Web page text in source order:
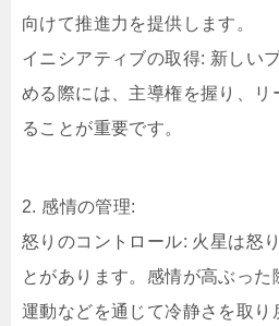
向けて推進力を提供します。
イニシアティブの取得: 新しい
める際には、主導権を握り、リ
ることが重要です。
2. 感情の管理:
怒りのコントロール: 火星は怒
とがあります。感情が高ぶった
運動などを通じて冷静さを取り